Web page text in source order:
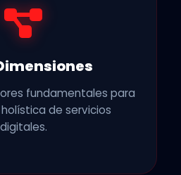
fundamentales para
de servicios
digitales.